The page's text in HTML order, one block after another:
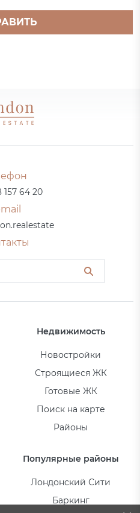
157 64 20
Недвижимость
Новостройки
Строящиеся ЖК
Готовые ЖК
Поиск на карте
Районы
Популярные районы
Лондонский Сити
Баркинг